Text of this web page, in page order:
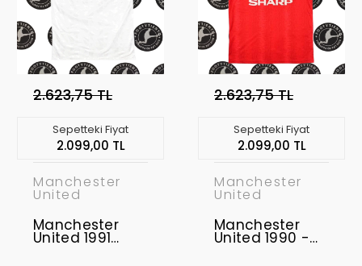
2.623,75 TL
Sepetteki Fiyat
2.099,00 TL
Manchester
United
Manchester
United 1991
2.623,75 TL
Sepetteki Fiyat
2.099,00 TL
Manchester
United
Manchester
United 1990 -